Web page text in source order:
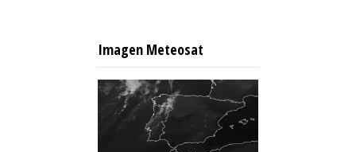
Imagen Meteosat